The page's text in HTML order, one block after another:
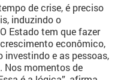
de crise, é preciso
induzindo o
Estado tem que fazer
econômico,
investindo e as pessoas,
Nos momentos de